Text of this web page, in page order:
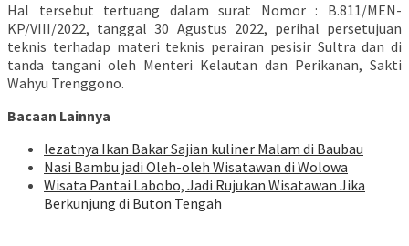
Hal tersebut tertuang dalam surat Nomor : B.811/MEN-
KP/VIII/2022, tanggal 30 Agustus 2022, perihal persetujuan
teknis terhadap materi teknis perairan pesisir Sultra dan di
tanda tangani oleh Menteri Kelautan dan Perikanan, Sakti
Wahyu Trenggono.
Bacaan Lainnya
lezatnya Ikan Bakar Sajian kuliner Malam di Baubau
Nasi Bambu jadi Oleh-oleh Wisatawan di Wolowa
Wisata Pantai Labobo, Jadi Rujukan Wisatawan Jika
Berkunjung di Buton Tengah